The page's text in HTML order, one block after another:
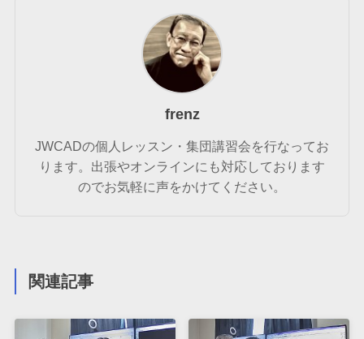
frenz
JWCADの個人レッスン・集団講習会を行なってお
ります。出張やオンラインにも対応しております
のでお気軽に声をかけてください。
関連記事